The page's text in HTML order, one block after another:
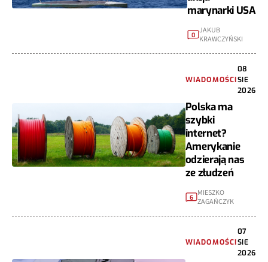
marynarki USA
0 JAKUB
KRAWCZYŃSKI
WIADOMOŚCI
08
SIE
2026
Polska ma
szybki
internet?
Amerykanie
odzierają nas
ze złudzeń
6 MIESZKO
ZAGAŃCZYK
WIADOMOŚCI
07
SIE
2026